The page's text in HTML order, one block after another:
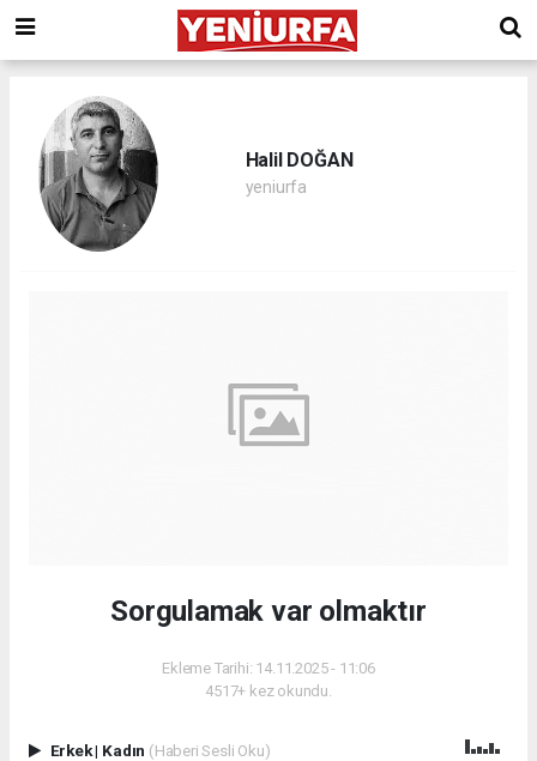
Halil DOĞAN
yeniurfa
Sorgulamak var olmaktır
Ekleme Tarihi: 14.11.2025 - 11:06
4517+ kez okundu.
Erkek| Kadın (Haberi Sesli Oku)